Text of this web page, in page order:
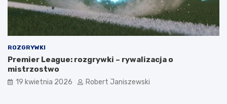
ROZGRYWKI
Premier League: rozgrywki – rywalizacja o
mistrzostwo
19 kwietnia 2026 Robert Janiszewski